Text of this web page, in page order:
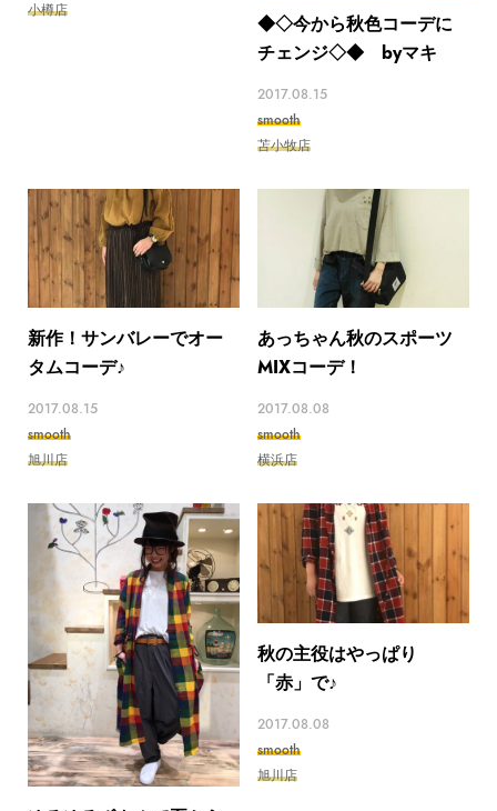
小樽店
◆◇今から秋色コーデに
チェンジ◇◆ byマキ
2017.08.15
smooth
苫小牧店
新作！サンバレーでオー
タムコーデ♪
2017.08.15
smooth
旭川店
あっちゃん秋のスポーツ
MIXコーデ！
2017.08.08
smooth
横浜店
秋の主役はやっぱり
「赤」で♪
2017.08.08
smooth
旭川店